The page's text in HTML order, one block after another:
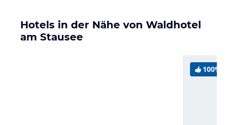
Hotels in der Nähe von Waldhotel
am Stausee
100%